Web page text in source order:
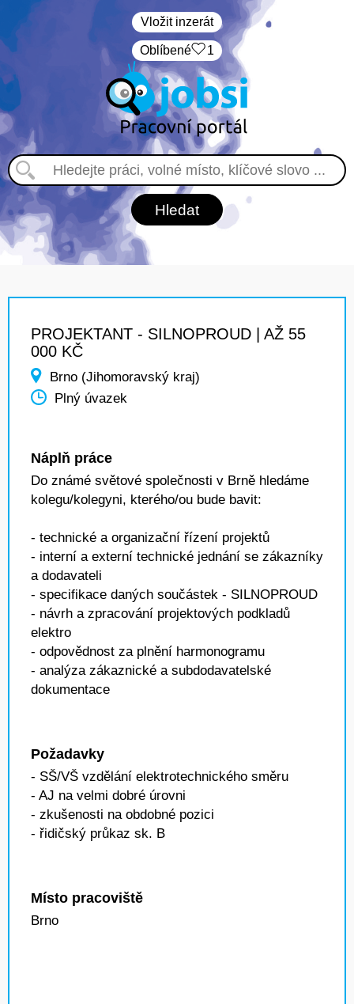
Vložit inzerát
Oblíbené 1
PROJEKTANT - SILNOPROUD | AŽ 55
000 KČ
Brno (Jihomoravský kraj)
Plný úvazek
Náplň práce
Do známé světové společnosti v Brně hledáme
kolegu/kolegyni, kterého/ou bude bavit:
- technické a organizační řízení projektů
- interní a externí technické jednání se zákazníky
a dodavateli
- specifikace daných součástek - SILNOPROUD
- návrh a zpracování projektových podkladů
elektro
- odpovědnost za plnění harmonogramu
- analýza zákaznické a subdodavatelské
dokumentace
Požadavky
- SŠ/VŠ vzdělání elektrotechnického směru
- AJ na velmi dobré úrovni
- zkušenosti na obdobné pozici
- řidičský průkaz sk. B
Místo pracoviště
Brno